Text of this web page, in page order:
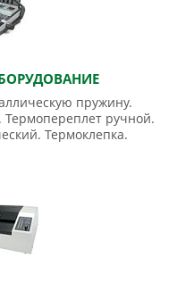
пружину.
ручной.
Термоклепка.